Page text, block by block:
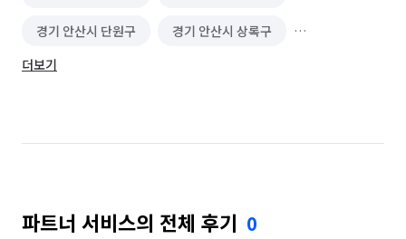
경기 안산시 단원구 경기 안산시 상록구
경기 안양시 동안구
더보기
파트너 서비스의 전체 후기 0